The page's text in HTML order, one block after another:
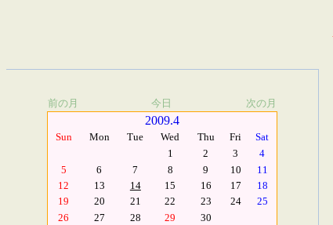
前の月 今日 次の月
2009.4
Sun Mon Tue Wed Thu Fri
Sat
1
2 3
4
5
6 7 8 9 10
11
12
13 14 15 16 17
18
19
20 21 22 23 24
25
26
27 28 29 30